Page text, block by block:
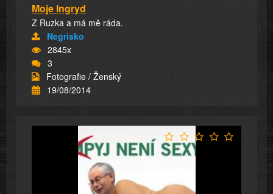
Moje Ingryd
Z Ruzka a má mě ráda.
Negrisko
2845x
3
Fotografie / Ženský
19/08/2014